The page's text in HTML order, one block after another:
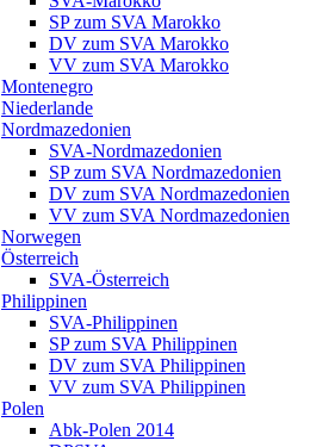
SP zum SVA Marokko
DV zum SVA Marokko
VV zum SVA Marokko
Montenegro
Niederlande
Nordmazedonien
SVA-Nordmazedonien
SP zum SVA Nordmazedonien
DV zum SVA Nordmazedonien
VV zum SVA Nordmazedonien
Norwegen
Österreich
SVA-Österreich
Philippinen
SVA-Philippinen
SP zum SVA Philippinen
DV zum SVA Philippinen
VV zum SVA Philippinen
Polen
Abk-Polen 2014